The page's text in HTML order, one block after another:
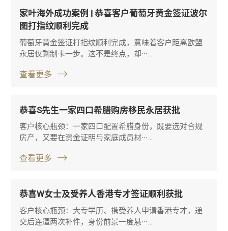
家叶海外成功案例 | 恭喜客户葡萄牙黄金签证波尔
图打指纹顺利完成
葡萄牙黄金签证打指纹顺利完成，意味着客户距离欧盟
永居仅剩制卡一步。这不是终点，却···…
查看更多
恭喜S先生一家四口希腊购房移民永居获批
客户核心瓶颈：一家四口配置希腊身份，既要选对合规
房产，又要在资金证明与家庭成员材···…
查看更多
恭喜W女士及受养人香港专才签证顺利获批
客户核心瓶颈：大专学历、携受养人申请香港专才，递
交后连遭两次补件，身份前景一度悬···…